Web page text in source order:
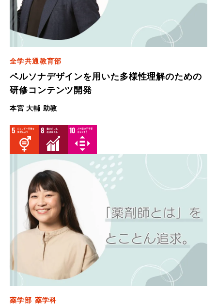
全学共通教育部
ペルソナデザインを用いた多様性理解のための
研修コンテンツ開発
本宮 大輔 助教
薬学部 薬学科